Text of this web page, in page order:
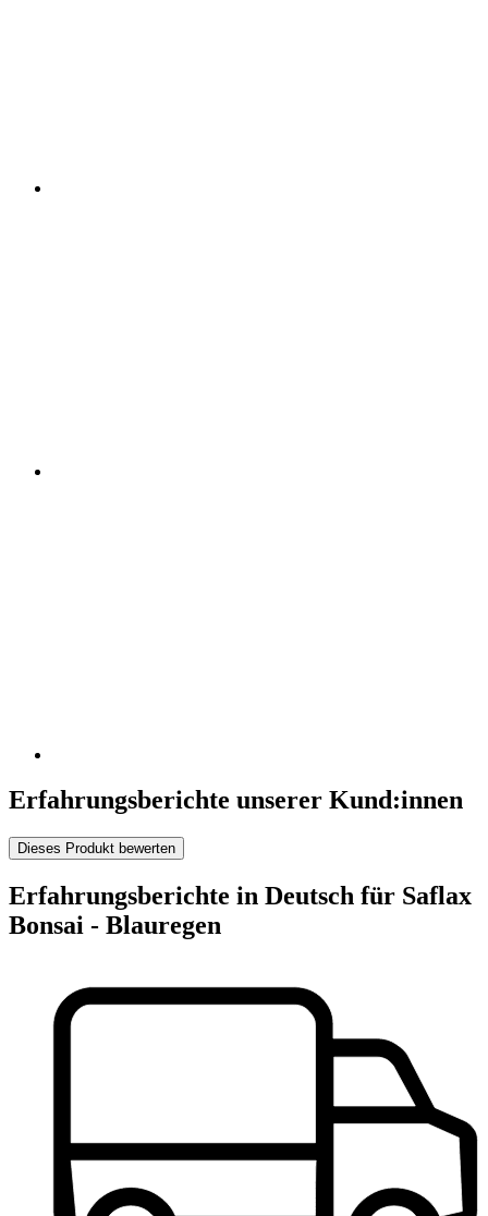
Erfahrungsberichte unserer Kund:innen
Dieses Produkt bewerten
Erfahrungsberichte in Deutsch für Saflax
Bonsai - Blauregen